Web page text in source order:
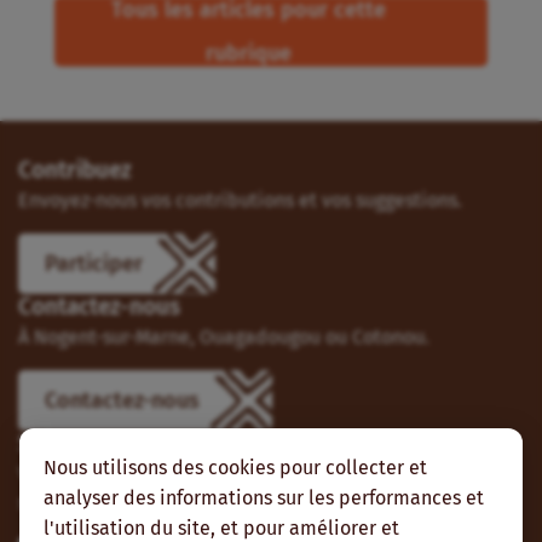
Nous utilisons des cookies pour collecter et
analyser des informations sur les performances et
l'utilisation du site, et pour améliorer et
Tous les articles pour cette
rubrique
Contribuez
Envoyez-nous vos contributions et vos suggestions.
Participer
Contactez-nous
À Nogent-sur-Marne, Ouagadougou ou Cotonou.
Contactez-nous
Suivez-nous
Vous pouvez aussi vous abonner à nos flux RSS et nous
suivre sur les réseaux sociaux.